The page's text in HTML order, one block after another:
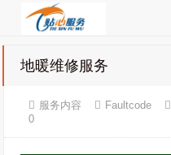
地暖维修服务
服务内容 Faultcode
0